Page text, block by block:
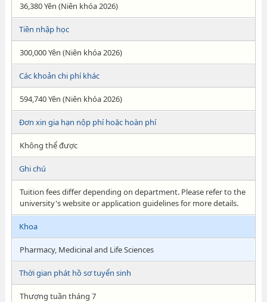
36,380 Yên (Niên khóa 2026)
Tiền nhập học
300,000 Yên (Niên khóa 2026)
Các khoản chi phí khác
594,740 Yên (Niên khóa 2026)
Đơn xin gia hạn nộp phí hoặc hoàn phí
Không thể được
Ghi chú
Tuition fees differ depending on department. Please refer to the
university's website or application guidelines for more details.
Khoa
Pharmacy, Medicinal and Life Sciences
Thời gian phát hồ sơ tuyển sinh
Thượng tuần tháng 7